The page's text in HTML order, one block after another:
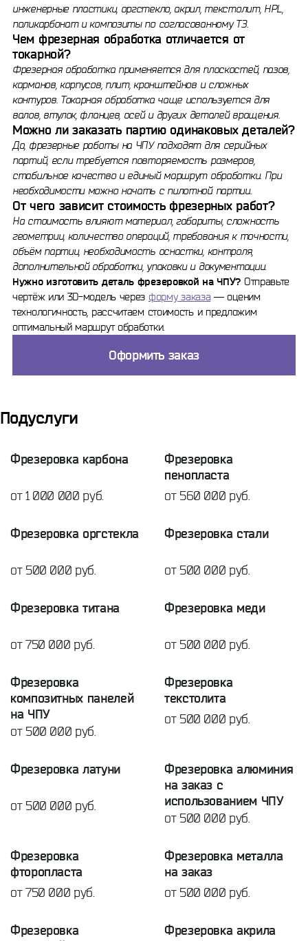
инженерные пластики, оргстекло, акрил, текстолит, HPL,
поликарбонат и композиты по согласованному ТЗ.
Чем фрезерная обработка отличается от
токарной?
Фрезерная обработка применяется для плоскостей, пазов,
карманов, корпусов, плит, кронштейнов и сложных
контуров. Токарная обработка чаще используется для
валов, втулок, фланцев, осей и других деталей вращения.
Можно ли заказать партию одинаковых деталей?
Да, фрезерные работы на ЧПУ подходят для серийных
партий, если требуется повторяемость размеров,
стабильное качество и единый маршрут обработки. При
необходимости можно начать с пилотной партии.
От чего зависит стоимость фрезерных работ?
На стоимость влияют материал, габариты, сложность
геометрии, количество операций, требования к точности,
объём партии, необходимость оснастки, контроля,
дополнительной обработки, упаковки и документации.
Нужно изготовить деталь фрезеровкой на ЧПУ? Отправьте
чертёж или 3D-модель через форму заказа— оценим
технологичность, рассчитаем стоимость и предложим
оптимальный маршрут обработки.
Оформить заказ
Подуслуги
Фрезеровка карбона
от 1 000 000 руб.
Фрезеровка
пенопласта
от 560 000 руб.
Фрезеровка оргстекла
от 500 000 руб.
Фрезеровка стали
от 500 000 руб.
Фрезеровка титана
от 750 000 руб.
Фрезеровка меди
от 500 000 руб.
Фрезеровка
композитных панелей
на ЧПУ
от 500 000 руб.
Фрезеровка
текстолита
от 500 000 руб.
Фрезеровка латуни
от 500 000 руб.
Фрезеровка алюминия
на заказ с
использованием ЧПУ
от 500 000 руб.
Фрезеровка
фторопласта
от 750 000 руб.
Фрезеровка металла
на заказ
от 500 000 руб.
Фрезеровка
Фрезеровка акрила